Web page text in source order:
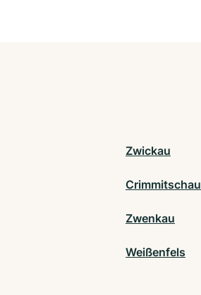
Zwickau
Crimmitschau
Zwenkau
Weißenfels